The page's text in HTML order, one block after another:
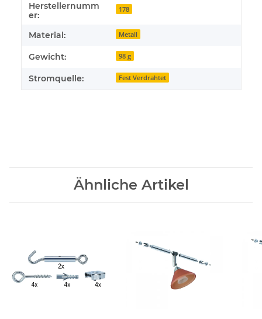
Herstellernumm
er:
178
Material: Metall
Gewicht: 98 g
Stromquelle: Fest Verdrahtet
Ähnliche Artikel